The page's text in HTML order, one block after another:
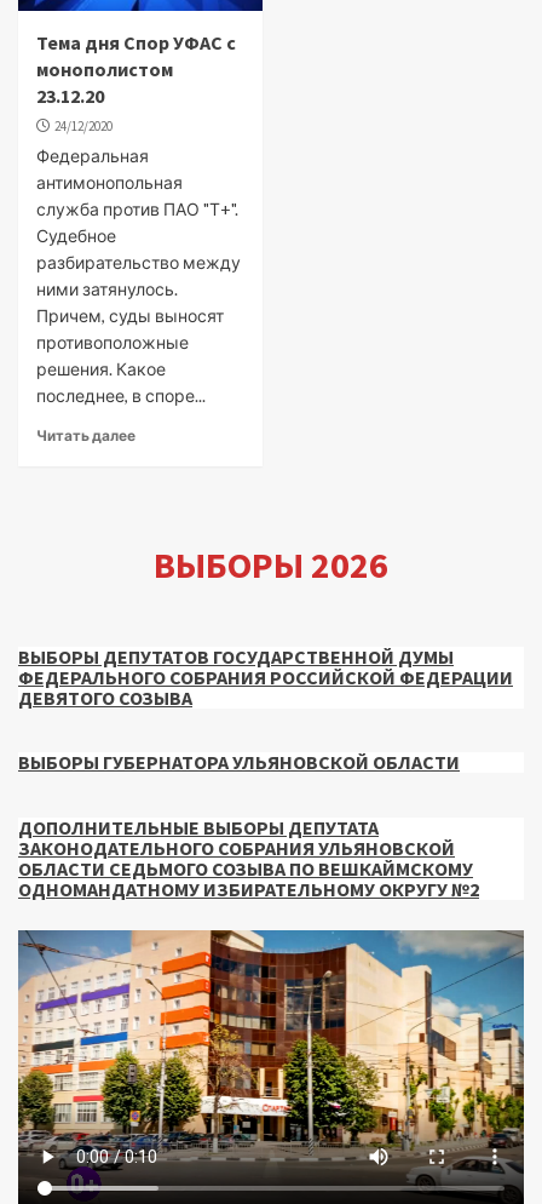
Тема дня Спор УФАС с
монополистом
23.12.20
24/12/2020
Федеральная
антимонопольная
служба против ПАО "Т+".
Судебное
разбирательство между
ними затянулось.
Причем, суды выносят
противоположные
решения. Какое
последнее, в споре...
Читать далее
ВЫБОРЫ 2026
ВЫБОРЫ ДЕПУТАТОВ ГОСУДАРСТВЕННОЙ ДУМЫ
ФЕДЕРАЛЬНОГО СОБРАНИЯ РОССИЙСКОЙ ФЕДЕРАЦИИ
ДЕВЯТОГО СОЗЫВА
ВЫБОРЫ ГУБЕРНАТОРА УЛЬЯНОВСКОЙ ОБЛАСТИ
ДОПОЛНИТЕЛЬНЫЕ ВЫБОРЫ ДЕПУТАТА
ЗАКОНОДАТЕЛЬНОГО СОБРАНИЯ УЛЬЯНОВСКОЙ
ОБЛАСТИ СЕДЬМОГО СОЗЫВА ПО ВЕШКАЙМСКОМУ
ОДНОМАНДАТНОМУ ИЗБИРАТЕЛЬНОМУ ОКРУГУ №2